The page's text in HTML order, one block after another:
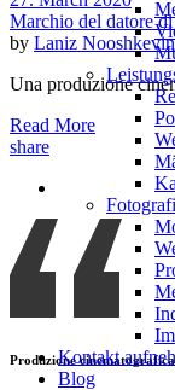
Kontakt
Blog
Marchio del datore
by Laniz
Una produzione
Read More
share
Produzione